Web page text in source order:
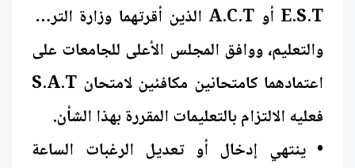
E.S.T أو A.C.T الذين أقرتهما وزارة التربية
والتعليم، ووافق المجلس الأعلى للجامعات على
اعتمادهما كامتحانين مكافئين لامتحان S.A.T
فعليه الالتزام بالتعليمات المقررة بهذا الشأن.
• ينتهي إدخال أو تعديل الرغبات الساعة